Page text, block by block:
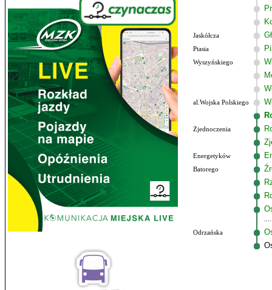
Jaskółcza
Ptasia
Wyszyńskiego
al.Wojska Polskiego
Zjednoczenia
Energetyków
Batorego
Odrzańska